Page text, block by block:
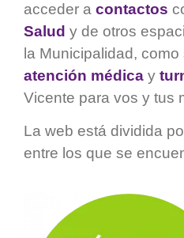
acceder a contactos
Salud y de otros
la Municipalidad,
atención médicay
Vicente para vos y tus
La web está dividida
entre los que se